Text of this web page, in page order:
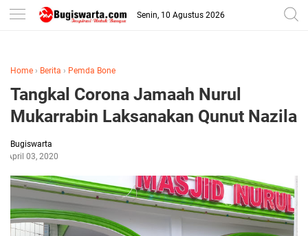
-->
Senin, 10 Agustus 2026
Home › Berita › Pemda Bone
Tangkal Corona Jamaah Nurul
Mukarrabin Laksanakan Qunut Nazila
Bugiswarta
April 03, 2020